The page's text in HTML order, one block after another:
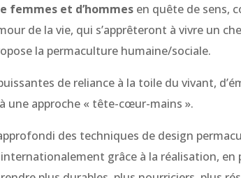
femmes et d’hommes en quête de sens,
de la vie, qui s’apprêteront à vivre un
la permaculture humaine/sociale.
de reliance à la toile du vivant,
une approche « tête-cœur-mains ».
des techniques de design
internationalement grâce à la réalisation,